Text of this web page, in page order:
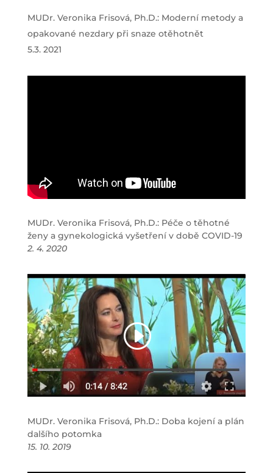
MUDr. Veronika Frisová, Ph.D.: Moderní metody a
opakované nezdary při snaze otěhotnět
5.3. 2021
MUDr. Veronika Frisová, Ph.D.: Péče o těhotné
ženy a gynekologická vyšetření v době COVID-19
2. 4. 2020
MUDr. Veronika Frisová, Ph.D.: Doba kojení a plán
dalšího potomka
15. 10. 2019